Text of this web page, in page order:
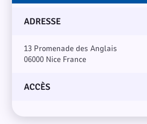
ADRESSE
13 Promenade des Anglais
06000 Nice France
ACCÈS